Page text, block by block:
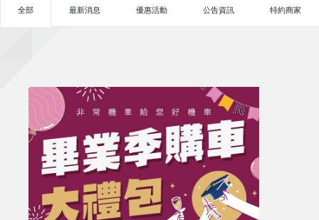
全部 最新消息 優惠活動 公告資訊 特約商家